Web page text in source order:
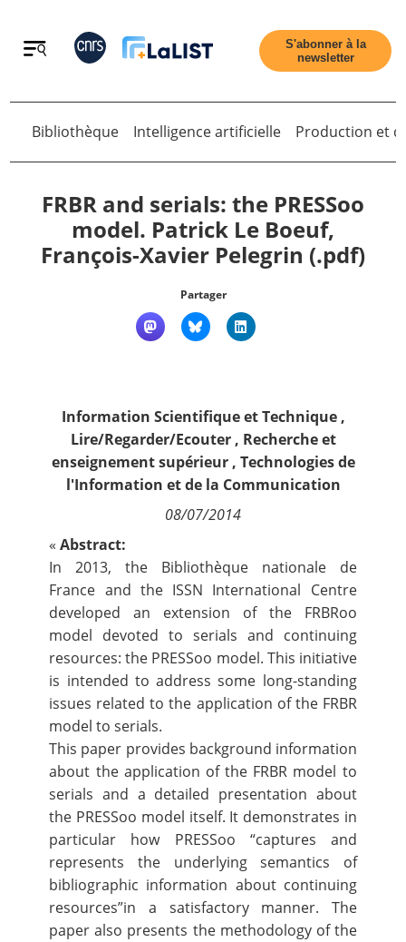
Retour
Accueil
Contact
Nous suivre
S'abonner à la
newsletter
Bibliothèque Intelligence artificielle Production et
FRBR and serials: the PRESSoo
model. Patrick Le Boeuf,
François-Xavier Pelegrin (.pdf)
Partager
Information Scientifique et Technique,
Lire/Regarder/Ecouter, Recherche et
enseignement supérieur, Technologies de
l'Information et de la Communication
08/07/2014
«Abstract:
In 2013, the Bibliothèque nationale de
France and the ISSN International Centre
developed an extension of the FRBRoo
model devoted to serials and continuing
resources: the PRESSoo model. This initiative
is intended to address some long-standing
issues related to the application of the FRBR
model to serials.
This paper provides background information
about the application of the FRBR model to
serials and a detailed presentation about
the PRESSoo model itself. It demonstrates in
particular how PRESSoo “captures and
represents the underlying semantics of
bibliographic information about continuing
resources”in a satisfactory manner. The
paper also presents the methodology of the